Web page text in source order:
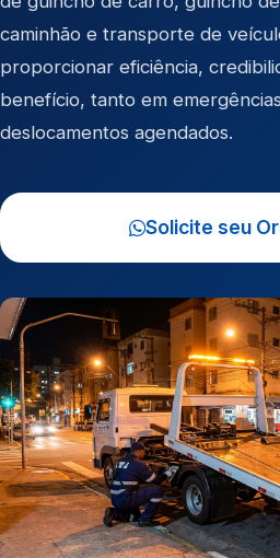
caminhão e transporte de
proporcionar eficiência,
benefício, tanto em
deslocamentos agendados.
Solicite seu